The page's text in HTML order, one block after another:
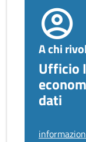
A chi
Ufficio
dati